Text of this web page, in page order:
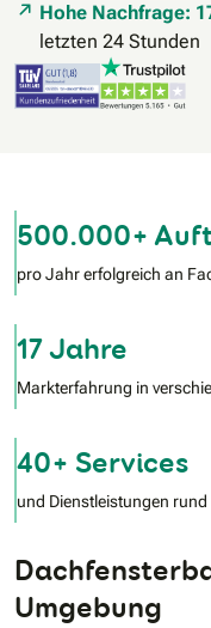
Hohe Nachfrage:
letzten 24 Stunden
500.000+
pro Jahr erfolgreich an
17 Jahre
Markterfahrung in
40+ Services
und Dienstleistungen
Umgebung